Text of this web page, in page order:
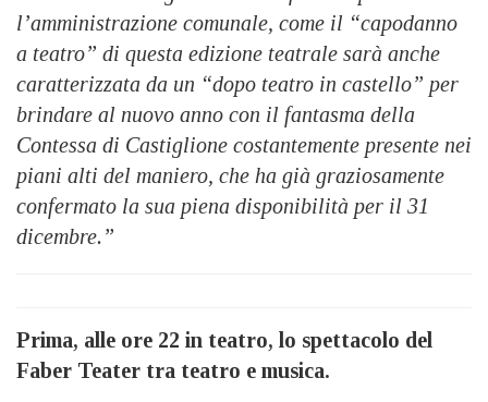
l’amministrazione comunale, come il “capodanno
a teatro” di questa edizione teatrale sarà anche
caratterizzata da un “dopo teatro in castello” per
brindare al nuovo anno con il fantasma della
Contessa di Castiglione costantemente presente nei
piani alti del maniero, che ha già graziosamente
confermato la sua piena disponibilità per il 31
dicembre.”
Prima, alle ore 22 in teatro, lo spettacolo del
Faber Teater tra teatro e musica.